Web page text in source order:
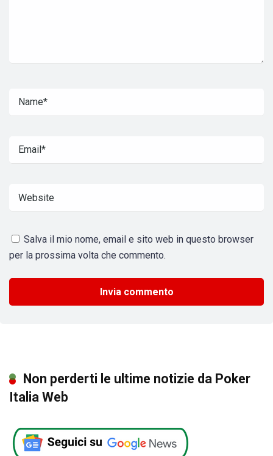
Salva il mio nome, email e sito web in questo browser
per la prossima volta che commento.
Non perderti le ultime notizie da Poker
Italia Web